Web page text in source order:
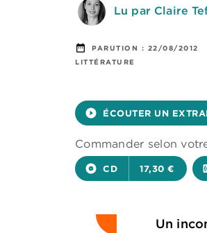
Lu par Claire
date_range PARUTION : 22/08/2012
LITTÉRATURE
play_circle_filled ÉCOUTER UN
Commander selon
album CD 17,30 €
Un